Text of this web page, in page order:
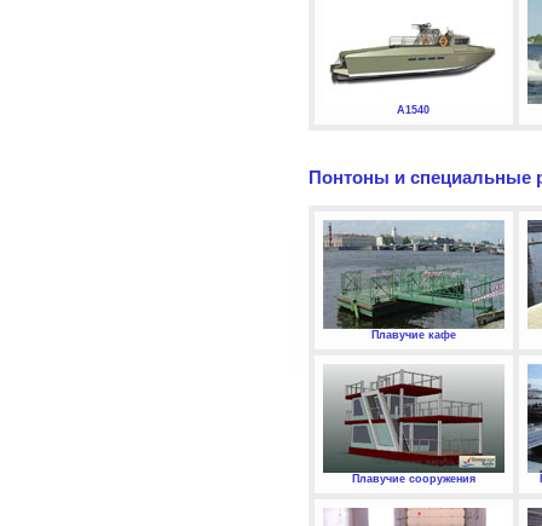
А1540
Понтоны и специальные
Плавучие кафе
Плавучие сооружения